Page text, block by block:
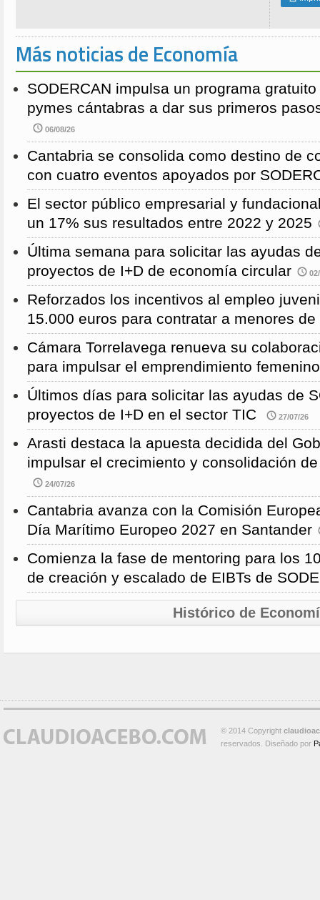
Más noticias de Economía
SODERCAN impulsa un programa
pymes cántabras a dar sus primeros
06/08/26
Cantabria se consolida como destino de
con cuatro eventos apoyados por
El sector público empresarial y
un 17% sus resultados entre 2022 y 2025
Última semana para solicitar las ayudas
proyectos de I+D de economía circular
Reforzados los incentivos al empleo
15.000 euros para contratar a menores
Cámara Torrelavega renueva su
para impulsar el emprendimiento femenino
Últimos días para solicitar las ayudas de
proyectos de I+D en el sector TIC
27/07/26
Arasti destaca la apuesta decidida del
impulsar el crecimiento y consolidación
24/07/26
Cantabria avanza con la Comisión
Día Marítimo Europeo 2027 en Santander
Comienza la fase de mentoring para los
de creación y escalado de EIBTs de
Histórico de
© 2014 Copyright
reservados. Diseñado por